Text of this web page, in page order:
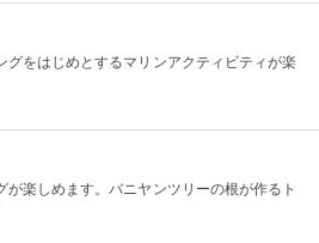
をはじめとするマリンアクティビティが楽
楽しめます。バニヤンツリーの根が作るト